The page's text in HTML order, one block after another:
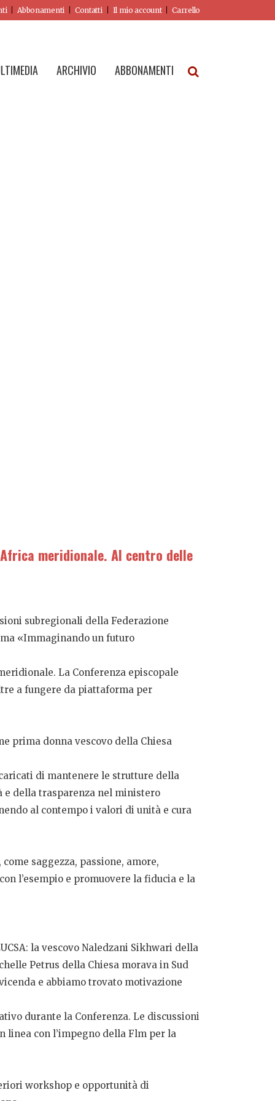
Abbonamenti Contatti Il mio account Carrello
ARCHIVIO ABBONAMENTI
meridionale. Al centro delle
subregionali della Federazione
«Immaginando un futuro
La Conferenza episcopale
a fungere da piattaforma per
prima donna vescovo della Chiesa
di mantenere le strutture della
e della trasparenza nel ministero
al contempo i valori di unità e cura
saggezza, passione, amore,
l’esempio e promuovere la fiducia e la
la vescovo Naledzani Sikhwari della
Petrus della Chiesa morava in Sud
e abbiamo trovato motivazione
durante la Conferenza. Le discussioni
linea con l’impegno della Flm per la
workshop e opportunità di